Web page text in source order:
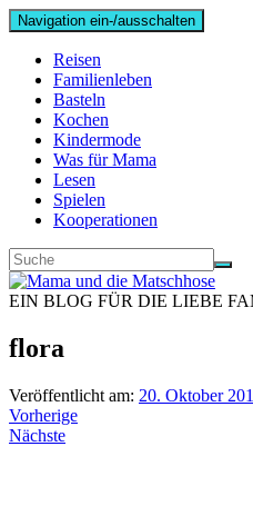
Navigation ein-/ausschalten
Reisen
Familienleben
Basteln
Kochen
Kindermode
Was für Mama
Lesen
Spielen
Kooperationen
EIN BLOG FÜR DIE LIEBE
flora
Veröffentlicht am: 20. Oktober
Vorherige
Nächste